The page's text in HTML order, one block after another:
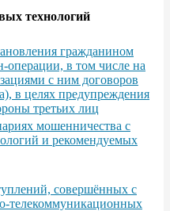
технологий
гражданином
операции, в том числе на
с ним договоров
в целях предупреждения
третьих лиц
мошенничества с
и рекомендуемых
совершённых с
телекоммуникационных